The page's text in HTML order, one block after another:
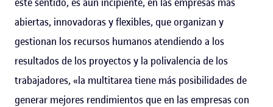
abiertas, innovadoras y flexibles, que organizan y
gestionan los recursos humanos atendiendo a los
resultados de los proyectos y la polivalencia de los
trabajadores, «la multitarea tiene más posibilidades de
generar mejores rendimientos que en las empresas con